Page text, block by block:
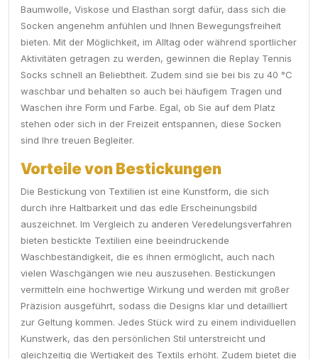
Baumwolle, Viskose und Elasthan sorgt dafür, dass sich die
Socken angenehm anfühlen und Ihnen Bewegungsfreiheit
bieten. Mit der Möglichkeit, im Alltag oder während sportlicher
Aktivitäten getragen zu werden, gewinnen die Replay Tennis
Socks schnell an Beliebtheit. Zudem sind sie bei bis zu 40 °C
waschbar und behalten so auch bei häufigem Tragen und
Waschen ihre Form und Farbe. Egal, ob Sie auf dem Platz
stehen oder sich in der Freizeit entspannen, diese Socken
sind Ihre treuen Begleiter.
Vorteile von Bestickungen
Die Bestickung von Textilien ist eine Kunstform, die sich
durch ihre Haltbarkeit und das edle Erscheinungsbild
auszeichnet. Im Vergleich zu anderen Veredelungsverfahren
bieten bestickte Textilien eine beeindruckende
Waschbeständigkeit, die es ihnen ermöglicht, auch nach
vielen Waschgängen wie neu auszusehen. Bestickungen
vermitteln eine hochwertige Wirkung und werden mit großer
Präzision ausgeführt, sodass die Designs klar und detailliert
zur Geltung kommen. Jedes Stück wird zu einem individuellen
Kunstwerk, das den persönlichen Stil unterstreicht und
gleichzeitig die Wertigkeit des Textils erhöht. Zudem bietet die